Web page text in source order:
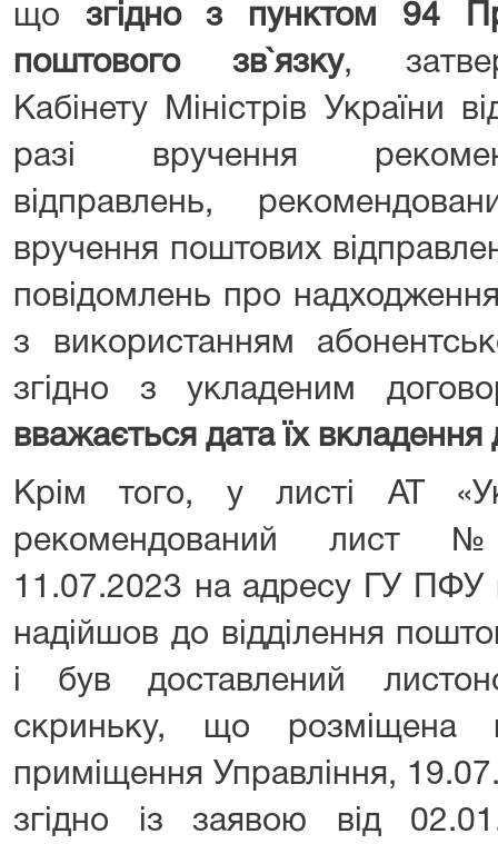
що згідно з пунктом 94
поштового зв`язку,
Кабінету Міністрів
разі вручення
відправлень,
вручення поштових
повідомлень про
з використанням
згідно з укладеним
вважається дата їх
Крім того, у листі АТ
рекомендований лист
11.07.2023 на адресу ГУ ПФУ
надійшов до відділення
і був доставлений
скриньку, що розміщена
приміщення Управління,
згідно із заявою від